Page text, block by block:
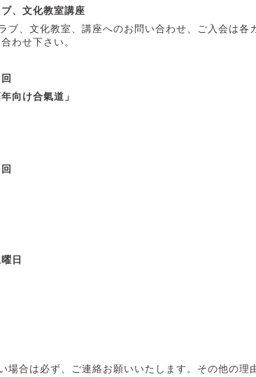
、文化教室講座
ブ、文化教室、講座へのお問い合わせ、ご入会は各
わせ下さい。
向け合氣道」
回
日
場合は必ず、ご連絡お願いいたします。その他の理